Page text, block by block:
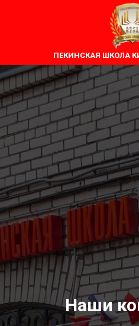
ПЕКИНСКАЯ ШКОЛА
Наши